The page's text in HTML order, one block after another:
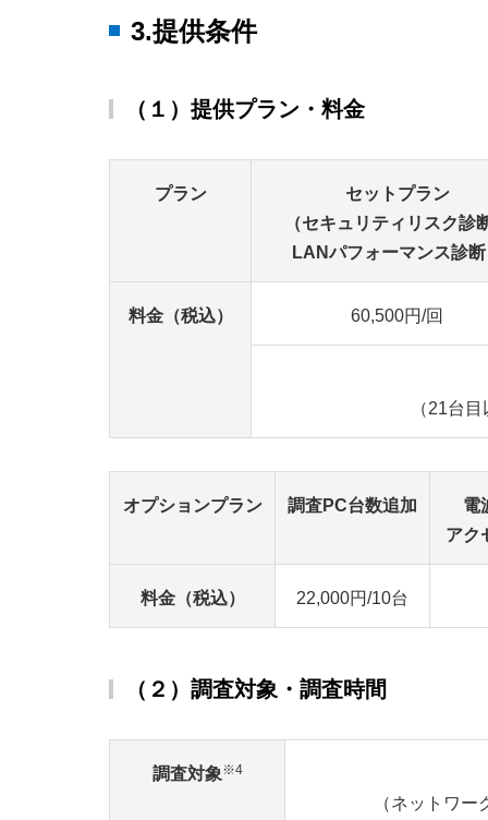
3.提供条件
（１）提供プラン・料金
プラン
セットプラン
（セキュリティリスク診
LANパフォーマンス診
料金（税込） 60,500円/回
（21台
オプションプラン 調査PC台数追加
電
アク
料金（税込） 22,000円/10台
（２）調査対象・調査時間
調査対象※4
（ネットワ